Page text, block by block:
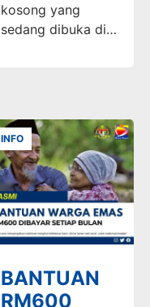
kosong yang
sedang dibuka di…
INFO
BANTUAN
RM600